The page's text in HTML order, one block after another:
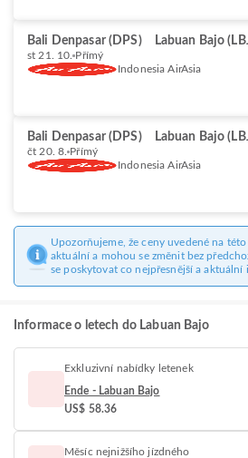
Bali Denpasar (DPS) Labuan Bajo
st 21. 10. Přímý
Indonesia AirAsia
Bali Denpasar (DPS) Labuan Bajo
čt 20. 8. Přímý
Indonesia AirAsia
Upozorňujeme, že ceny uvedené na
aktuální a mohou se změnit bez
se poskytovat co nejpřesnější a aktuální
Informace o letech do Labuan Bajo
Exkluzivní nabídky letenek
Ende - Labuan Bajo
US$ 58.36
Měsíc nejnižšího jízdného